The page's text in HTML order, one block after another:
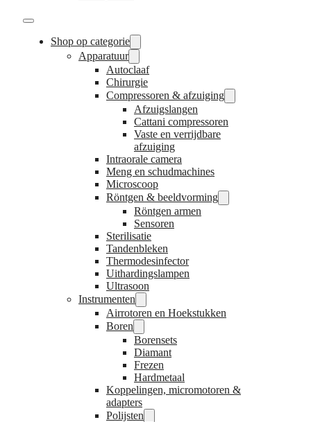
Shop op categorie
Apparatuur
Autoclaaf
Chirurgie
Compressoren & afzuiging
Afzuigslangen
Cattani compressoren
Vaste en verrijdbare
afzuiging
Intraorale camera
Meng en schudmachines
Microscoop
Röntgen & beeldvorming
Röntgen armen
Sensoren
Sterilisatie
Tandenbleken
Thermodesinfector
Uithardingslampen
Ultrasoon
Instrumenten
Airrotoren en Hoekstukken
Boren
Borensets
Diamant
Frezen
Hardmetaal
Koppelingen, micromotoren &
adapters
Polijsten